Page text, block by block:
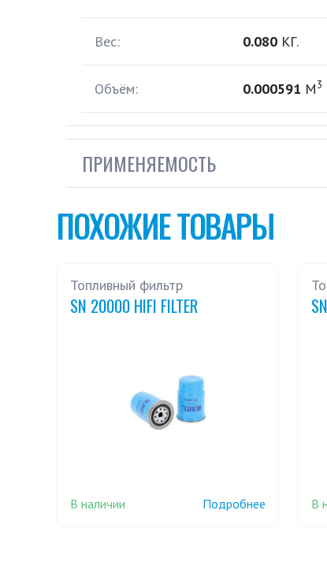
Вес: 0.080 КГ.
Объём: 0.000591 М3
ПРИМЕНЯЕМОСТЬ
ПОХОЖИЕ ТОВАРЫ
Топливный фильтр
SN 20000 HIFI FILTER
В наличии Подробнее В